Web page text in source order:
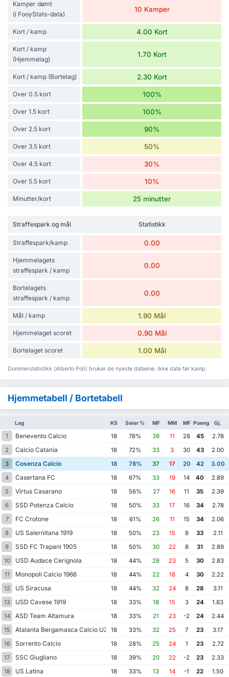
Kamper dømt
(i FooyStats-data)
10 Kamper
Kort / kamp 4.00 Kort
Kort / kamp
(Hjemmelag)
1.70 Kort
Kort / kamp (Bortelag) 2.30 Kort
Over 0.5 kort 100%
Over 1.5 kort 100%
Over 2.5 kort 90%
Over 3.5 kort 50%
Over 4.5 kort 30%
Over 5.5 kort 10%
Minutter/kort 25 minutter
Straffespark og mål Statistikk
Straffespark/kamp 0.00
Hjemmelagets
straffespark / kamp
0.00
Bortelagets
straffespark / kamp
0.00
Mål / kamp 1.90 Mål
Hjemmelaget scoret 0.90 Mål
Bortelaget scoret 1.00 Mål
Dommerstatistikk (Alberto Poli) bruker de nyeste dataene. Ikke data før kamp.
Hjemmetabell / Bortetabell
Lag KS Seier % MF MM MF Poeng Gj.
1 Benevento Calcio 18 78% 39 11 28 45
2.78
2
Calcio Catania 18 72% 33 3 30 43
2.00
3
Cosenza Calcio 18 78% 37 17 20 42
3.00
4
Casertana FC 18 67% 33 19 14 40
2.89
5
Virtus Casarano 18 56% 27 16 11 35
2.39
6
SSD Potenza Calcio 18 50% 33 17 16 34
2.78
7
FC Crotone 18 61% 26 11 15 34
2.06
8
US Salernitana 1919 18 50% 23 15 8 33
2.11
9
SSD FC Trapani 1905 18 50% 30 22 8 31
2.89
10
USD Audace Cerignola 18 44% 28 23 5 30
2.83
11
Monopoli Calcio 1966 18 44% 22 18 4 30
2.22
12
US Siracusa 18 44% 32 24 8 28
3.11
13
USD Cavese 1919 18 33% 18 15 3 24
1.83
14
ASD Team Altamura 18 33% 21 23 -2 24
2.44
15
Atalanta Bergamasca Calcio U23 18 33% 32 25 7 23
3.17
16
Sorrento Calcio 18 28% 25 24 1 23
2.72
17
SSC Giugliano 18 39% 20 22 -2 23
2.33
18
US Latina 18 33% 13 14 -1 22
1.50